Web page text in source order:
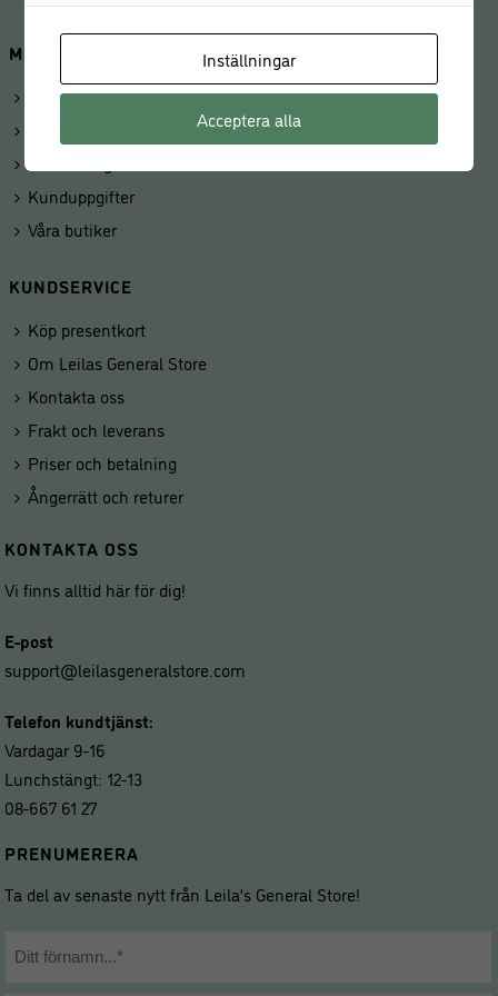
MINA SIDOR
Logga in
Kunduppgifter
Våra butiker
KUNDSERVICE
Köp presentkort
Om Leilas General Store
Kontakta oss
Frakt och leverans
Priser och betalning
Ångerrätt och returer
KONTAKTA OSS
Vi finns alltid här för dig!
E-post
support@leilasgeneralstore.com
Telefon kundtjänst:
Vardagar 9-16
Lunchstängt: 12-13
08-667 61 27
PRENUMERERA
Ta del av senaste nytt från Leila’s General Store!
Inställningar
Acceptera alla